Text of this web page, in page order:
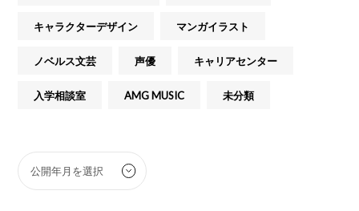
キャラクターデザイン マンガイラスト
ノベルス文芸 声優 キャリアセンター
入学相談室 AMG MUSIC 未分類